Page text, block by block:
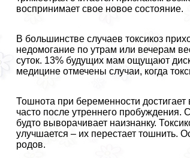
воспринимает свое новое состояние.
В большинстве случаев токсикоз
недомогание по утрам или вечерам
суток. 13% будущих мам ощущают
медицине отмечены случаи, когда
Тошнота при беременности
часто после утреннего пробуждения.
будто выворачивает наизнанку.
улучшается – их перестает
родов.